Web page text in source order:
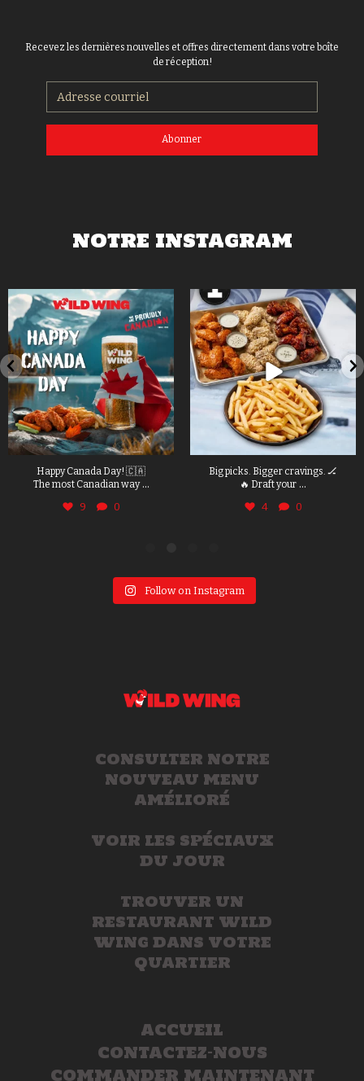
Recevez les dernières nouvelles et offres directement dans votre boîte
de réception!
Abonner
NOTRE INSTAGRAM
Happy Canada Day! 🇨🇦
The most Canadian way ...
9 0
Big picks. Bigger cravings. 🏒
🔥 Draft your ...
4 0
Follow on Instagram
CONSULTER NOTRE
NOUVEAU MENU
AMÉLIORÉ
VOIR LES SPÉCIAUX
DU JOUR
TROUVER UN
RESTAURANT WILD
WING DANS VOTRE
QUARTIER
ACCUEIL
CONTACTEZ-NOUS
COMMANDER MAINTENANT